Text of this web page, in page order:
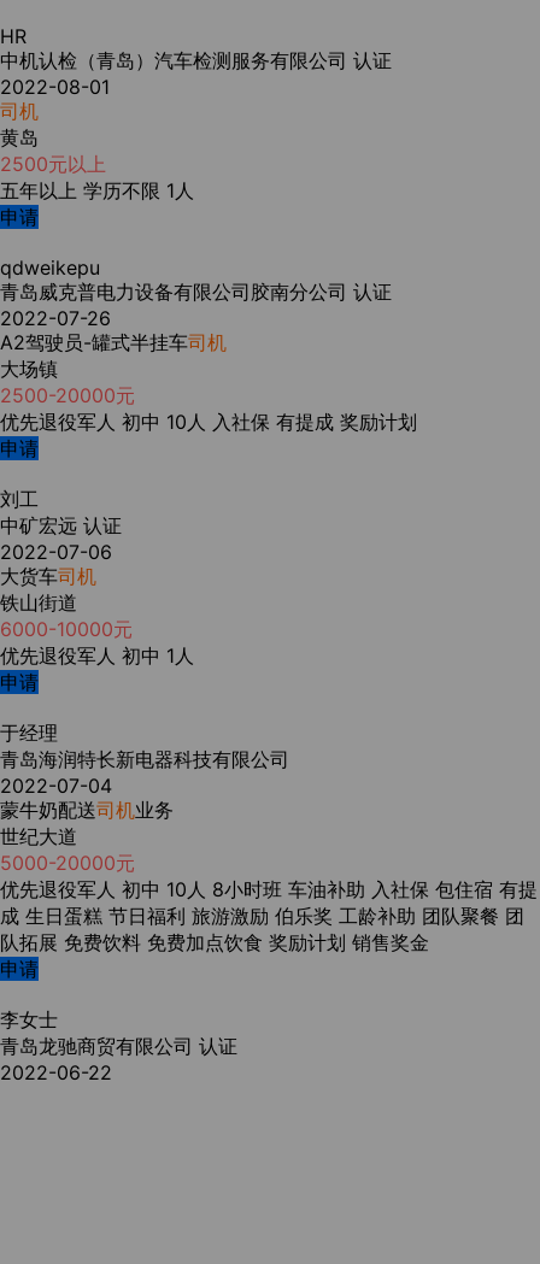
HR
中机认检（青岛）汽车检测服务有限公司 认证
2022-08-01
司机
黄岛
2500元以上
五年以上 学历不限 1人
申请
qdweikepu
青岛威克普电力设备有限公司胶南分公司 认证
2022-07-26
A2驾驶员-罐式半挂车司机
大场镇
2500-20000元
优先退役军人 初中 10人 入社保 有提成 奖励计划
申请
刘工
中矿宏远 认证
2022-07-06
大货车司机
铁山街道
6000-10000元
优先退役军人 初中 1人
申请
于经理
青岛海润特长新电器科技有限公司
2022-07-04
蒙牛奶配送司机业务
世纪大道
5000-20000元
优先退役军人 初中 10人 8小时班 车油补助 入社保 包住宿 有提
成 生日蛋糕 节日福利 旅游激励 伯乐奖 工龄补助 团队聚餐 团
队拓展 免费饮料 免费加点饮食 奖励计划 销售奖金
申请
李女士
青岛龙驰商贸有限公司 认证
2022-06-22